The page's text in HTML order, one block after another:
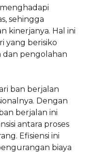
sehingga
kinerjanya. Hal ini
yang berisiko
dan pengolahan
ban berjalan
Dengan
berjalan ini
antara proses
Efisiensi ini
biaya